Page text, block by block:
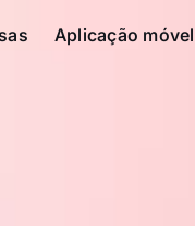
Aplicação móvel